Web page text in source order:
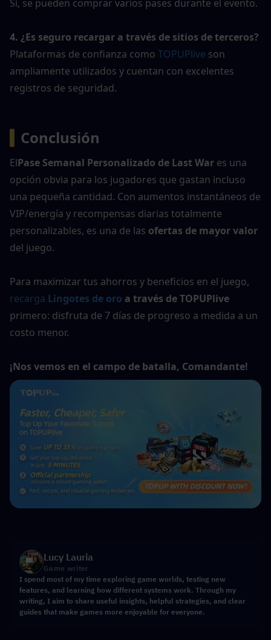
Sí, se pueden comprar varios pases durante el evento.
4. ¿Es seguro recargar a través de sitios de terceros?
Plataformas de confianza como TOPUPlive son
ampliamente utilizados y cuentan con excelentes
registros de seguridad.
Conclusión
ElPase Semanal Personalizado de Last War es una
opción obvia para los jugadores que gastan incluso
una pequeña cantidad. Con aumentos instantáneos de
VIP/energía y recompensas diarias totalmente
personalizables, es una de las ofertas de mayor valor
del juego.
recarga Lingotes de oro a través de TOPUPlive
primero: disfruta de 7 días de progreso a medida a un
costo menor.
¡Nos vemos en el campo de batalla, Comandante!
Lucy Lauria
Game writer
I spend most of my time exploring game worlds, testing new
features, and learning how different systems work. Through my
writing, I aim to share useful insights, helpful strategies, and clear
guides that make games more enjoyable for everyone.